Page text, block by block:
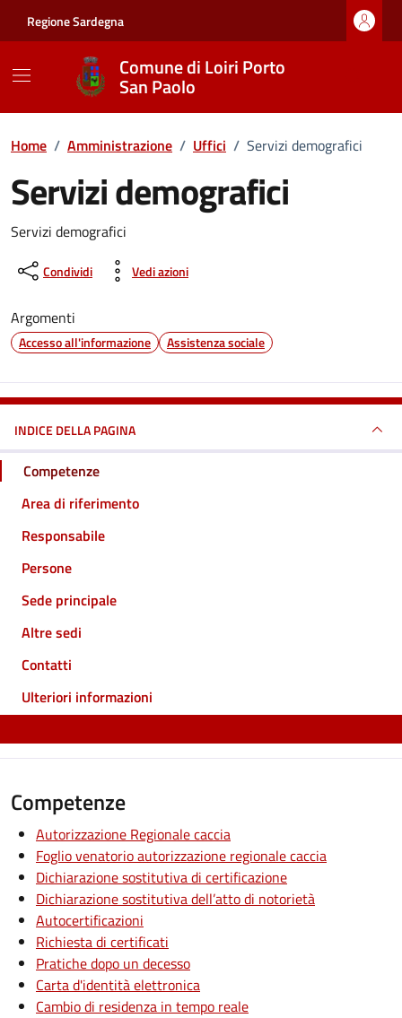
Regione Sardegna
Comune di Loiri Porto
San Paolo
Home / Amministrazione / Uffici / Servizi demografici
Servizi demografici
Descrizione breve
Servizi demografici
Condividi Vedi azioni
Argomenti
Accesso all'informazione Assistenza sociale
INDICE DELLA PAGINA
Competenze
Area di riferimento
Responsabile
Persone
Sede principale
Altre sedi
Contatti
Ulteriori informazioni
Competenze
Autorizzazione Regionale caccia
Foglio venatorio autorizzazione regionale caccia
Dichiarazione sostitutiva di certificazione
Dichiarazione sostitutiva dell’atto di notorietà
Autocertificazioni
Richiesta di certificati
Pratiche dopo un decesso
Carta d'identità elettronica
Cambio di residenza in tempo reale